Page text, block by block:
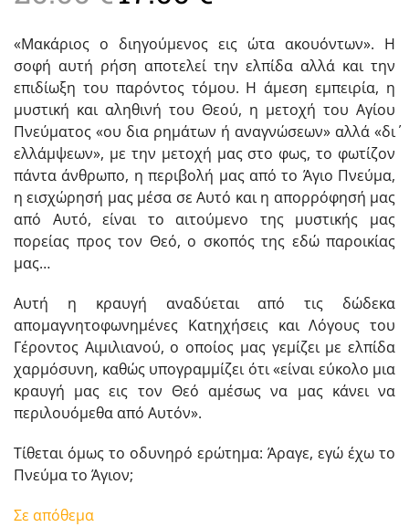
20.00 €.
είναι:
17.00 €.
«Μακάριος o διηγούμενος εις ώτα ακουόντων». Η
σοφή αυτή ρήση αποτελεί την ελπίδα αλλά και την
επιδίωξη του παρόντος τόμου. Η άμεση εμπειρία, η
μυστική και αληθινή του Θεού, η μετοχή του Αγίου
Πνεύματος «ου δια ρημάτων ή αναγνώσεων» αλλά «δι΄
ελλάμψεων», με την μετοχή μας στο φως, το φωτίζον
πάντα άνθρωπο, η περιβολή μας από το Άγιο Πνεύμα,
η εισχώρησή μας μέσα σε Αυτό και η απορρόφησή μας
από Αυτό, είναι το αιτούμενο της μυστικής μας
πορείας προς τον Θεό, ο σκοπός της εδώ παροικίας
μας…
Αυτή η κραυγή αναδύεται από τις δώδεκα
απομαγνητοφωνημένες Κατηχήσεις και Λόγους του
Γέροντος Αιμιλιανού, ο οποίος μας γεμίζει με ελπίδα
χαρμόσυνη, καθώς υπογραμμίζει ότι «είναι εύκολο μια
κραυγή μας εις τον Θεό αμέσως να μας κάνει να
περιλουόμεθα από Αυτόν».
Τίθεται όμως το οδυνηρό ερώτημα: Άραγε, εγώ έχω το
Πνεύμα το Άγιον;
Σε απόθεμα